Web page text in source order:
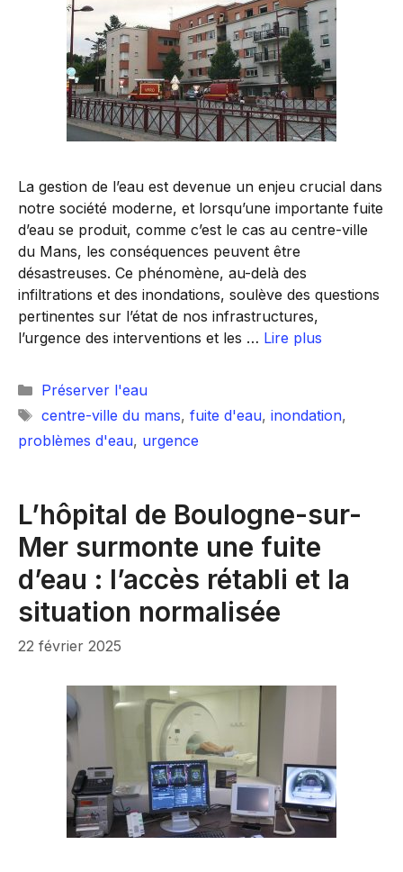
La gestion de l’eau est devenue un enjeu crucial dans
notre société moderne, et lorsqu’une importante fuite
d’eau se produit, comme c’est le cas au centre-ville
du Mans, les conséquences peuvent être
désastreuses. Ce phénomène, au-delà des
infiltrations et des inondations, soulève des questions
pertinentes sur l’état de nos infrastructures,
l’urgence des interventions et les … Lire plus
Catégories
Préserver l'eau
Étiquettes
centre-ville du mans, fuite d'eau, inondation,
problèmes d'eau, urgence
L’hôpital de Boulogne-sur-
Mer surmonte une fuite
d’eau : l’accès rétabli et la
situation normalisée
22 février 2025